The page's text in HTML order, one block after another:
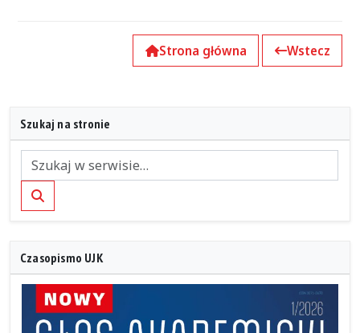
Strona główna Wstecz
Szukaj na stronie
Szukaj
Czasopismo UJK